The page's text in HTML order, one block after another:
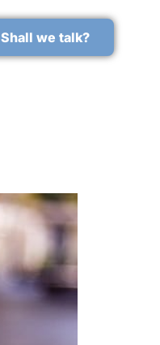
Shall we talk?